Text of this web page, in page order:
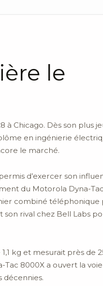
le
Chicago. Dès son plus
en ingénierie
le marché.
d’exercer son
du Motorola Dyna-
combiné téléphonique
son rival chez Bell Labs
kg et mesurait près de
8000X a ouvert la
décennies.